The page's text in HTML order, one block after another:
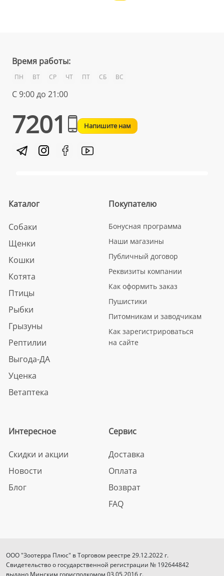
Время работы:
ПН ВТ СР ЧТ ПТ СБ ВС
С 9:00 до 21:00
7201 Напишите нам
Каталог
Собаки
Щенки
Кошки
Котята
Птицы
Рыбки
Грызуны
Рептилии
Выгода-ДА
Уценка
Ветаптека
Покупателю
Бонусная программа
Наши магазины
Публичный договор
Реквизиты компании
Как оформить заказ
Пушистики
Питомникам и заводчикам
Как зарегистрироваться
на сайте
Интересное
Скидки и акции
Новости
Блог
Сервис
Доставка
Оплата
Возврат
FAQ
ООО "Зоотерра Плюс" в Торговом реестре 29.12.2022 г.
Свидетельство о государственной регистрации № 192644842
выдано Минским горисполкомом 03.05.2016 г.